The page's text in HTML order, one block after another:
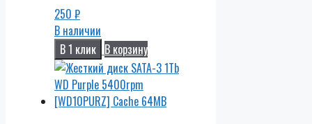
250 ₽
В наличии
В 1 клик В корзину